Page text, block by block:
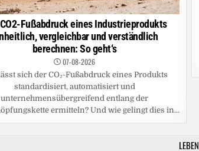
Fußabdruck eines Industrieprodukts
vergleichbar und verständlich
berechnen: So geht‘s
07-08-2026
sich der CO₂-Fußabdruck eines Produkts
standardisiert, automatisiert und
unternehmensübergreifend entlang der
ermitteln? Und wie gelingt dies in...
LEBEN